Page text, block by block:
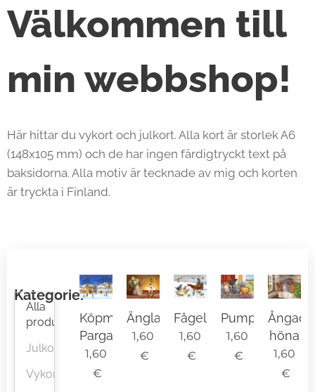
Välkommen till
min webbshop!
Här hittar du vykort och julkort. Alla kort är storlek A6
(148x105 mm) och de har ingen färdigtryckt text på
baksidorna. Alla motiv är tecknade av mig och korten
är tryckta i Finland.
Kategorier
Alla
produkter
Julkort
Vykort
Köpmansgatan,
Pargas
1,60
€
Änglaspel
1,60
€
Fågelmatning
1,60
€
Pumpakarvning
1,60
€
Ångad
höna
1,60
€